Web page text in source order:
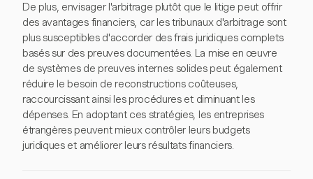
De plus, envisager l'arbitrage plutôt que le litige peut offrir
des avantages financiers, car les tribunaux d'arbitrage sont
plus susceptibles d'accorder des frais juridiques complets
basés sur des preuves documentées. La mise en œuvre
de systèmes de preuves internes solides peut également
réduire le besoin de reconstructions coûteuses,
raccourcissant ainsi les procédures et diminuant les
dépenses. En adoptant ces stratégies, les entreprises
étrangères peuvent mieux contrôler leurs budgets
juridiques et améliorer leurs résultats financiers.